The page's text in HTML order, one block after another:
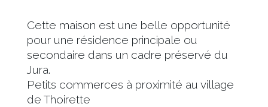
Cette maison est une belle opportunité
pour une résidence principale ou
secondaire dans un cadre préservé du
Jura.
Petits commerces à proximité au village
de Thoirette